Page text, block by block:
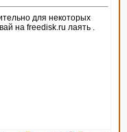
для некоторых
на freedisk.ru лаять .